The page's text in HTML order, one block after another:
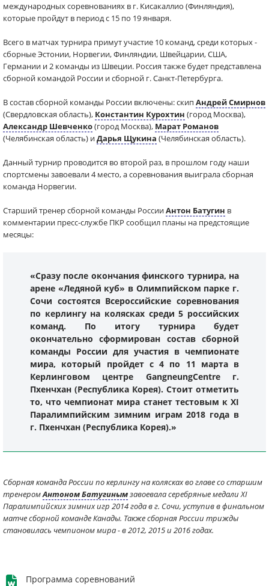
международных соревнованиях в г. Кисакаллио (Финляндия),
которые пройдут в период с 15 по 19 января.
Всего в матчах турнира примут участие 10 команд, среди которых -
сборные Эстонии, Норвегии, Финляндии, Швейцарии, США,
Германии и 2 команды из Швеции. Россия также будет представлена
сборной командой России и сборной г. Санкт-Петербурга.
В состав сборной команды России включены: скип Андрей Смирнов
(Свердловская область), Константин Курохтин (город Москва),
Александр Шевченко(город Москва), Марат Романов
(Челябинская область) иДарья Щукина (Челябинская область).
Данный турнир проводится во второй раз, в прошлом году наши
спортсмены завоевали 4 место, а соревнования выиграла сборная
команда Норвегии.
Старший тренер сборной команды РоссииАнтон Батугин в
комментарии пресс-службе ПКР сообщил планы на предстоящие
месяцы:
«Сразу после окончания финского турнира, на
арене «Ледяной куб» в Олимпийском парке г.
Сочи состоятся Всероссийские соревнования
по керлингу на колясках среди 5 российских
команд. По итогу турнира будет
окончательно сформирован состав сборной
команды России для участия в чемпионате
мира, который пройдет с 4 по 11 марта в
Керлинговом центре GangneungCentre г.
Пхенчхан (Республика Корея). Стоит отметить
то, что чемпионат мира станет тестовым к XI
Паралимпийским зимним играм 2018 года в
г. Пхенчхан (Республика Корея).»
Сборная команда России по керлингу на колясках во главе со старшим
тренеромАнтоном Батугинымзавоевала серебряные медали XI
Паралимпийских зимних игр 2014 года в г. Сочи, уступив в финальном
матче сборной команде Канады. Также сборная России трижды
становилась чемпионом мира - в 2012, 2015 и 2016 годах.
Программа соревнований